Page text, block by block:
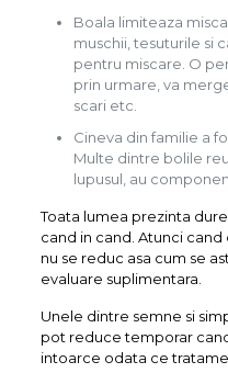
Boala limiteaza
muschii, tesuturile si
pentru miscare. O
prin urmare, va
scari etc.
Cineva din familie a
Multe dintre bolile
lupusul, au
Toata lumea prezinta
cand in cand. Atunci
nu se reduc asa cum se
evaluare suplimentara.
Unele dintre semne si
pot reduce temporar
intoarce odata ce